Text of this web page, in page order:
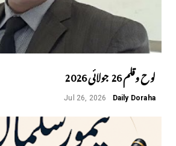
لوح وقلم 26 جولائی 2026
Daily Doraha
Jul 26, 2026